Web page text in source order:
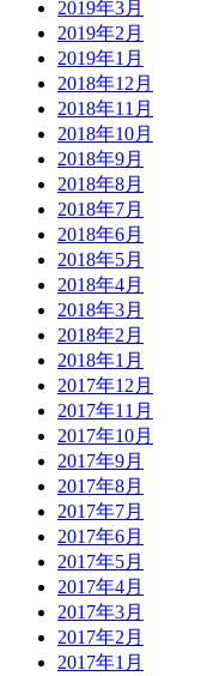
2019年3月
2019年2月
2019年1月
2018年12月
2018年11月
2018年10月
2018年9月
2018年8月
2018年7月
2018年6月
2018年5月
2018年4月
2018年3月
2018年2月
2018年1月
2017年12月
2017年11月
2017年10月
2017年9月
2017年8月
2017年7月
2017年6月
2017年5月
2017年4月
2017年3月
2017年2月
2017年1月